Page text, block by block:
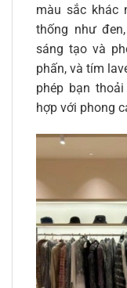
màu sắc khác
thống như
sáng tạo và
phấn, và tím
phép bạn
hợp với phong